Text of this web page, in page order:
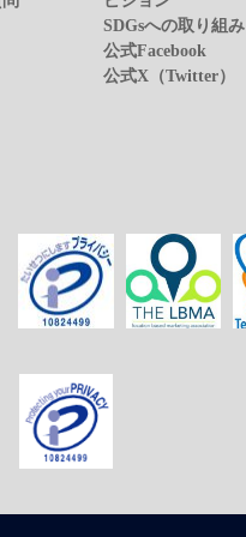
SDGsへの取り組み
公式Facebook
公式X（Twitter）